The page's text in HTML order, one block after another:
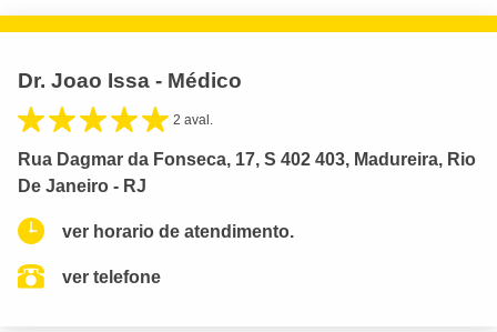
Dr. Joao Issa - Médico
2 aval.
Rua Dagmar da Fonseca, 17, S 402 403, Madureira, Rio
De Janeiro - RJ
ver horario de atendimento.
ver telefone